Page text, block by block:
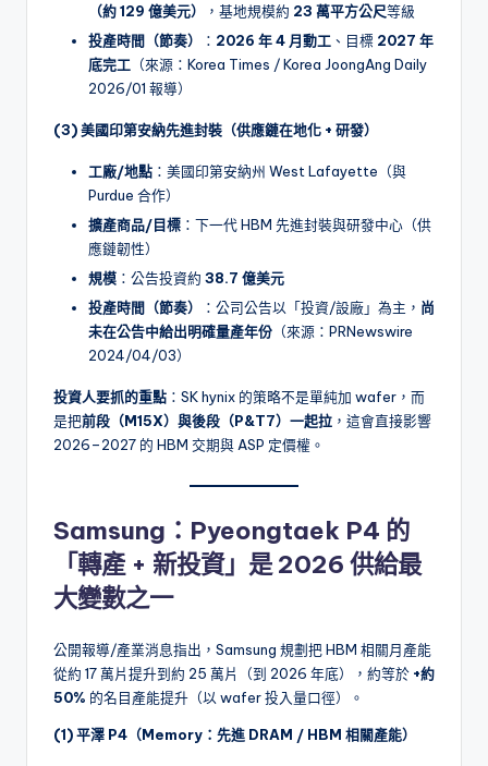
（約 129 億美元）
，基地規模約 23 萬平方公尺等級
投產時間（節奏）
： 2026 年 4 月動工 、目標 2027 年
底完工 （來源：Korea Times / Korea JoongAng Daily
2026/01 報導）
(3) 美國印第安納先進封裝（供應鏈在地化 + 研發）
工廠/地點 ：美國印第安納州 West Lafayette（與
Purdue 合作）
擴產商品/目標 ：下一代 HBM 先進封裝與研發中心（供
應鏈韌性）
規模 ：公告投資約 38.7 億美元
投產時間（節奏）
：公司公告以「投資/設廠」為主， 尚
未在公告中給出明確量產年份 （來源：PRNewswire
2024/04/03）
投資人要抓的重點 ：SK hynix 的策略不是單純加 wafer，而
是把前段（M15X）與後段（P&T7）一起拉 ，這會直接影響
2026–2027 的 HBM 交期與 ASP 定價權。
Samsung：Pyeongtaek P4 的
「轉產 + 新投資」是 2026 供給最
大變數之一
公開報導/產業消息指出，Samsung 規劃把 HBM 相關月產能
從約 17 萬片提升到約 25 萬片（到 2026 年底），約等於 +約
50% 的名目產能提升（以 wafer 投入量口徑）。
(1) 平澤 P4（Memory：先進 DRAM / HBM 相關產能）